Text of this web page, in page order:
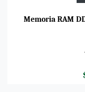
Memoria RAM